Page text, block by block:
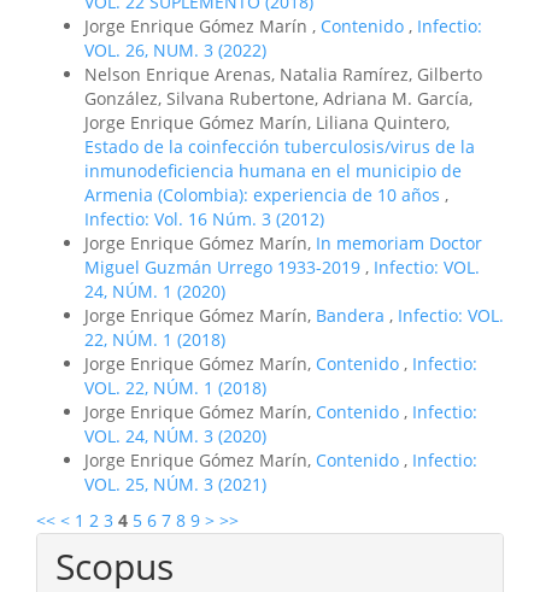
Jorge Enrique Gómez Marín , Contenido , Infectio:
VOL. 26, NUM. 3 (2022)
Nelson Enrique Arenas, Natalia Ramírez, Gilberto
González, Silvana Rubertone, Adriana M. García,
Jorge Enrique Gómez Marín, Liliana Quintero,
Estado de la coinfección tuberculosis/virus de la
inmunodeficiencia humana en el municipio de
Armenia (Colombia): experiencia de 10 años ,
Infectio: Vol. 16 Núm. 3 (2012)
Jorge Enrique Gómez Marín, In memoriam Doctor
Miguel Guzmán Urrego 1933-2019 , Infectio: VOL.
24, NÚM. 1 (2020)
Jorge Enrique Gómez Marín, Bandera , Infectio: VOL.
22, NÚM. 1 (2018)
Jorge Enrique Gómez Marín, Contenido , Infectio:
VOL. 22, NÚM. 1 (2018)
Jorge Enrique Gómez Marín, Contenido , Infectio:
VOL. 24, NÚM. 3 (2020)
Jorge Enrique Gómez Marín, Contenido , Infectio:
VOL. 25, NÚM. 3 (2021)
<< < 1 2 3 4 5 6 7 8 9 > >>
Scopus